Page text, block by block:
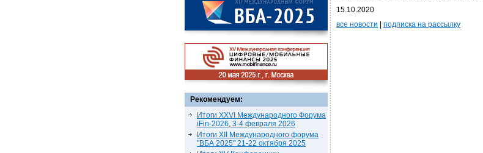
Рекомендуем:
Итоги XXVI Международного Форума
iFin-2026, 3-4 февраля 2026
Итоги XII Международного форума
"ВБА 2025" 21-22 октября 2025
15.10.2020
все новости
подписка на рассылку